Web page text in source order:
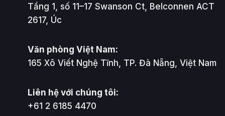
Tầng 1, số 11–17 Swanson Ct, Belconnen ACT
2617, Úc
Văn phòng Việt Nam:
165 Xô Viết Nghệ Tĩnh, TP. Đà Nẵng, Việt Nam
Liên hệ với chúng tôi:
+61 2 6185 4470